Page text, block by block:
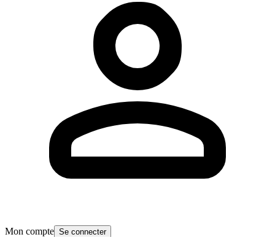
Mon compte Se connecter